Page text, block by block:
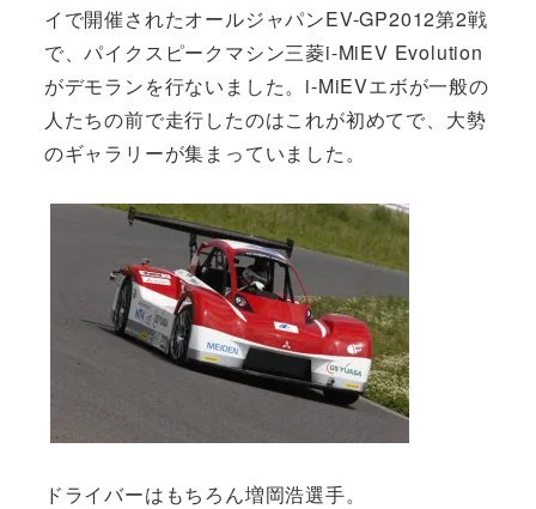
イで開催されたオールジャパンEV-GP2012第2戦
で、パイクスピークマシン三菱i-MiEV Evolution
がデモランを行ないました。i-MiEVエボが一般の
人たちの前で走行したのはこれが初めてで、大勢
のギャラリーが集まっていました。
ドライバーはもちろん増岡浩選手。